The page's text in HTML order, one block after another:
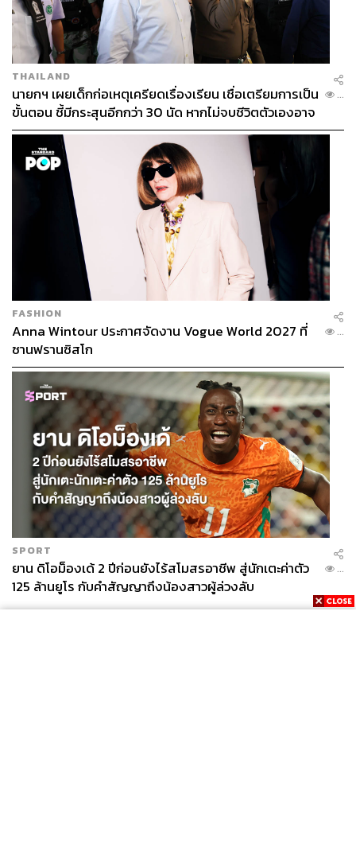
THAILAND
นายกฯ เผยเด็กก่อเหตุเครียดเรื่องเรียน เชื่อเตรียมการเป็น
ขั้นตอน ชี้มีกระสุนอีกกว่า 30 นัด หากไม่จบชีวิตตัวเองอาจ
สูญเสียเพิ่ม
...
FASHION
Anna Wintour ประกาศจัดงาน Vogue World 2027 ที่
ซานฟรานซิสโก
...
SPORT
ยาน ดิโอม็องเด้ 2 ปีก่อนยังไร้สโมสรอาชีพ สู่นักเตะค่าตัว
125 ล้านยูโร กับคำสัญญาถึงน้องสาวผู้ล่วงลับ
...